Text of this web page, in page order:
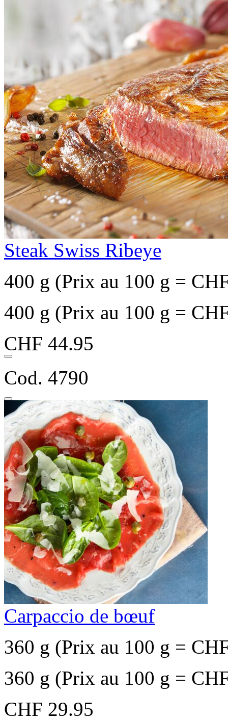
Steak Swiss Ribeye
400 g (Prix au 100 g =
400 g (Prix au 100 g =
CHF 44.95
Cod. 4790
Carpaccio de bœuf
360 g (Prix au 100 g =
360 g (Prix au 100 g =
CHF 29.95